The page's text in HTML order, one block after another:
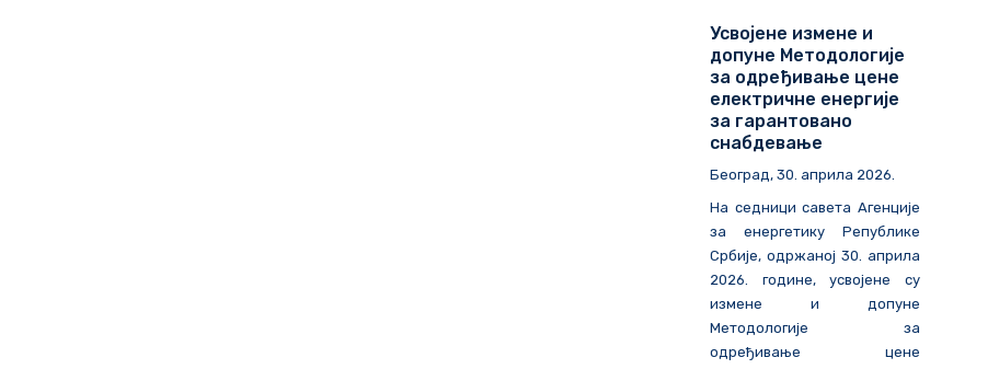
Усвојене измене и
допуне Методологије
за одређивање цене
електричне енергије
за гарантовано
снабдевање
Београд, 30. априла 2026.
На седници савета Агенције
за енергетику Републике
Србије, одржаној 30. априла
2026. године, усвојене су
измене и допуне
Методологије за
одређивање цене